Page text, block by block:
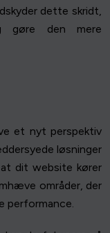
dette skridt,
gøre den mere
et nyt perspektiv
løsninger
dit website kører
områder, der
performance.